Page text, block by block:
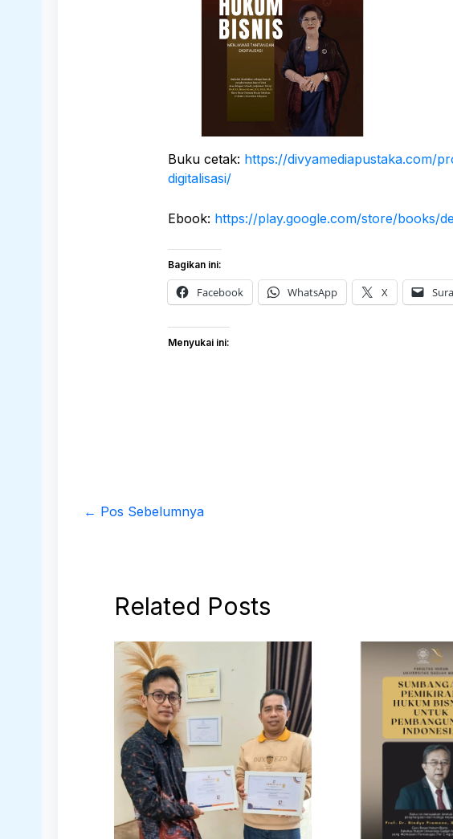
Buku cetak: https://divyamediapustaka.com/
digitalisasi/
Ebook: https://play.google.com/store/books/
Bagikan ini:
Facebook WhatsApp X
Menyukai ini:
← Pos Sebelumnya
Related Posts